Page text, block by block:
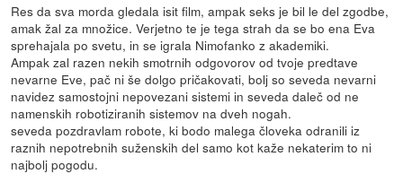
Res da sva morda gledala isit film, ampak seks je bil le del zgodbe,
amak žal za množice. Verjetno te je tega strah da se bo ena Eva
sprehajala po svetu, in se igrala Nimofanko z akademiki.
Ampak zal razen nekih smotrnih odgovorov od tvoje predtave
nevarne Eve, pač ni še dolgo pričakovati, bolj so seveda nevarni
navidez samostojni nepovezani sistemi in seveda daleč od ne
namenskih robotiziranih sistemov na dveh nogah.
seveda pozdravlam robote, ki bodo malega človeka odranili iz
raznih nepotrebnih suženskih del samo kot kaže nekaterim to ni
najbolj pogodu.